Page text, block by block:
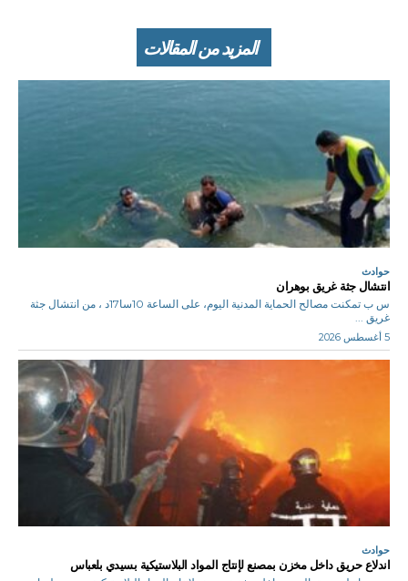
المزيد من المقالات
حوادث
انتشال جثة غريق بوهران
س ب تمكنت مصالح الحماية المدنية اليوم، على الساعة 10سا17د ، من انتشال جثة
غريق ...
5 أغسطس 2026
حوادث
اندلاع حريق داخل مخزن بمصنع لإنتاج المواد البلاستيكية بسيدي بلعباس